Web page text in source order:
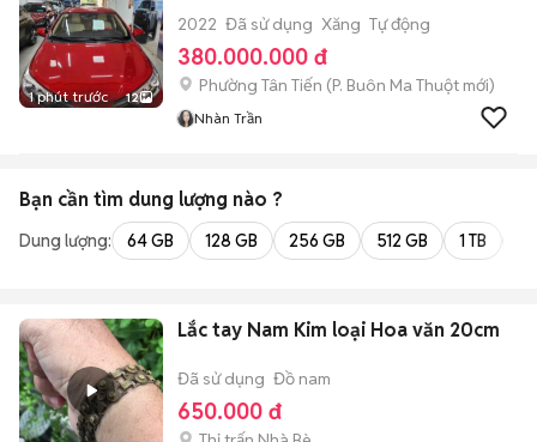
1 phút trước 12
2022 Đã sử dụng Xăng Tự động
380.000.000 đ
Phường Tân Tiến (P. Buôn Ma Thuột mới)
Nhàn Trần
Bạn cần tìm dung lượng nào ?
Dung lượng: 64 GB 128 GB 256 GB 512 GB 1 TB
Lắc tay Nam Kim loại Hoa văn 20cm
Đã sử dụng Đồ nam
650.000 đ